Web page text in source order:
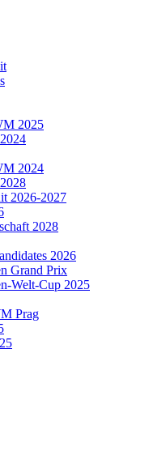
2025
2024
2026-2027
2028
2026
Grand Prix
Welt-Cup 2025
Prag